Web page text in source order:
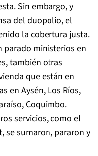
Sin embargo, y
del duopolio, el
la cobertura justa.
parado ministerios en
también otras
que están en
en Aysén, Los Ríos,
Coquimbo.
servicios, como el
se sumaron, pararon y